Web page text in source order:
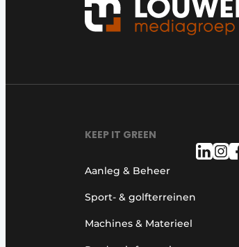
KEEP IT GREEN
Aanleg & Beheer
Sport- & golfterreinen
Machines & Materieel